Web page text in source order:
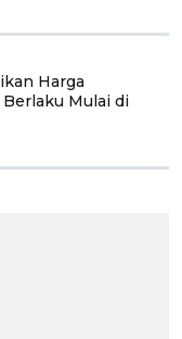
Harga
Berlaku Mulai di